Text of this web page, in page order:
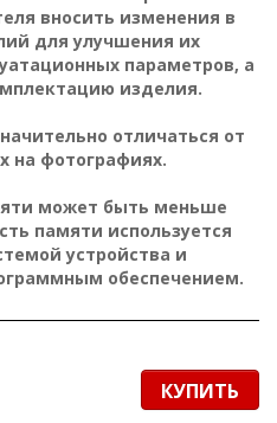
вносить изменения в
для улучшения их
параметров, а
изделия.
отличаться от
на фотографиях.
может быть меньше
памяти используется
устройства и
обеспечением.
КУПИТЬ